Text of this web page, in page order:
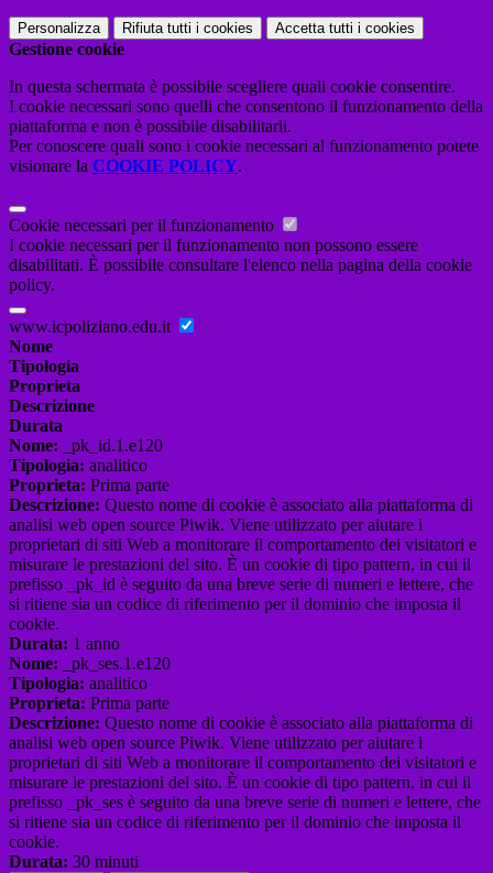
Personalizza Rifiuta tutti i cookies Accetta tutti i cookies
Gestione cookie
In questa schermata è possibile scegliere quali cookie consentire.
I cookie necessari sono quelli che consentono il funzionamento della
piattaforma e non è possibile disabilitarli.
Per conoscere quali sono i cookie necessari al funzionamento potete
visionare la COOKIE POLICY.
Cookie necessari per il funzionamento
I cookie necessari per il funzionamento non possono essere
disabilitati. È possibile consultare l'elenco nella pagina della cookie
policy.
www.icpoliziano.edu.it
Nome
Tipologia
Proprieta
Descrizione
Durata
Nome: _pk_id.1.e120
Tipologia: analitico
Proprieta: Prima parte
Descrizione: Questo nome di cookie è associato alla piattaforma di
analisi web open source Piwik. Viene utilizzato per aiutare i
proprietari di siti Web a monitorare il comportamento dei visitatori e
misurare le prestazioni del sito. È un cookie di tipo pattern, in cui il
prefisso _pk_id è seguito da una breve serie di numeri e lettere, che
si ritiene sia un codice di riferimento per il dominio che imposta il
cookie.
Durata: 1 anno
Nome: _pk_ses.1.e120
Tipologia: analitico
Proprieta: Prima parte
Descrizione: Questo nome di cookie è associato alla piattaforma di
analisi web open source Piwik. Viene utilizzato per aiutare i
proprietari di siti Web a monitorare il comportamento dei visitatori e
misurare le prestazioni del sito. È un cookie di tipo pattern, in cui il
prefisso _pk_ses è seguito da una breve serie di numeri e lettere, che
si ritiene sia un codice di riferimento per il dominio che imposta il
cookie.
Durata: 30 minuti